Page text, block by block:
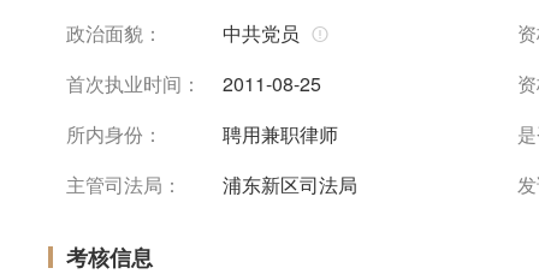
政治面貌：
中共党员
首次执业时间：
2011-08-25
所内身份：
聘用兼职律师
主管司法局：
浦东新区司法局
考核信息